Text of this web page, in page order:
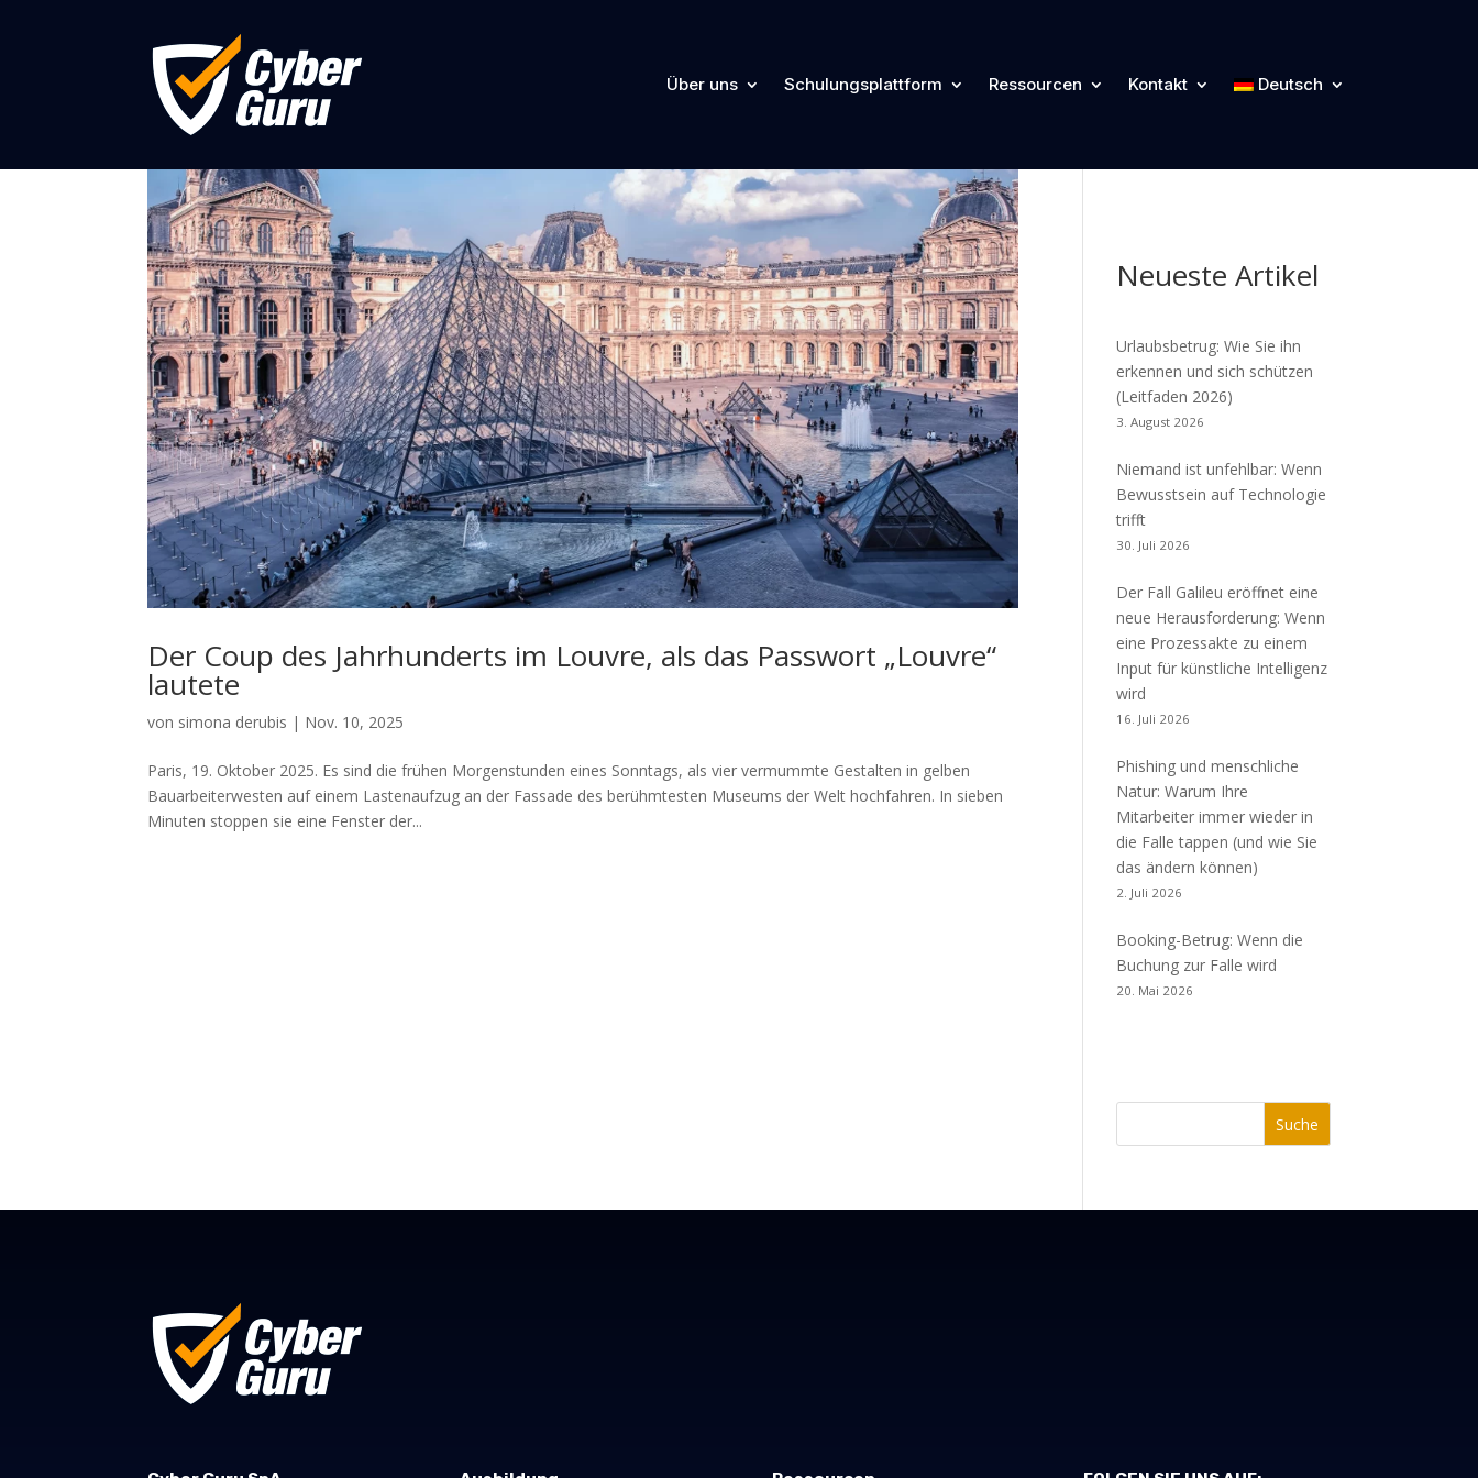
Über uns Schulungsplattform Ressourcen Kontakt Deutsch
Der Coup des Jahrhunderts im Louvre, als das Passwort „Louvre“
lautete
von simona derubis | Nov. 10, 2025
Paris, 19. Oktober 2025. Es sind die frühen Morgenstunden eines Sonntags, als vier vermummte Gestalten in gelben
Bauarbeiterwesten auf einem Lastenaufzug an der Fassade des berühmtesten Museums der Welt hochfahren. In sieben
Minuten stoppen sie eine Fenster der...
Kategorien
Neueste Artikel
Urlaubsbetrug: Wie Sie ihn
erkennen und sich schützen
(Leitfaden 2026)
3. August 2026
Niemand ist unfehlbar: Wenn
Bewusstsein auf Technologie
trifft
30. Juli 2026
Der Fall Galileu eröffnet eine
neue Herausforderung: Wenn
eine Prozessakte zu einem
Input für künstliche Intelligenz
wird
16. Juli 2026
Phishing und menschliche
Natur: Warum Ihre
Mitarbeiter immer wieder in
die Falle tappen (und wie Sie
das ändern können)
2. Juli 2026
Booking-Betrug: Wenn die
Buchung zur Falle wird
20. Mai 2026
Suche